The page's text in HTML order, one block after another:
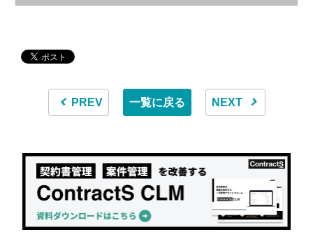
PREV 一覧に戻る NEXT